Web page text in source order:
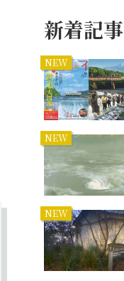
新着記事
NEW
NEW
NEW